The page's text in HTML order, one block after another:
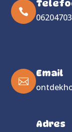


Email
Adres